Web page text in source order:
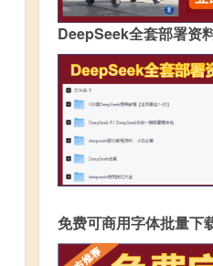
DeepSeek全套部署资
免费可商用字体批量下